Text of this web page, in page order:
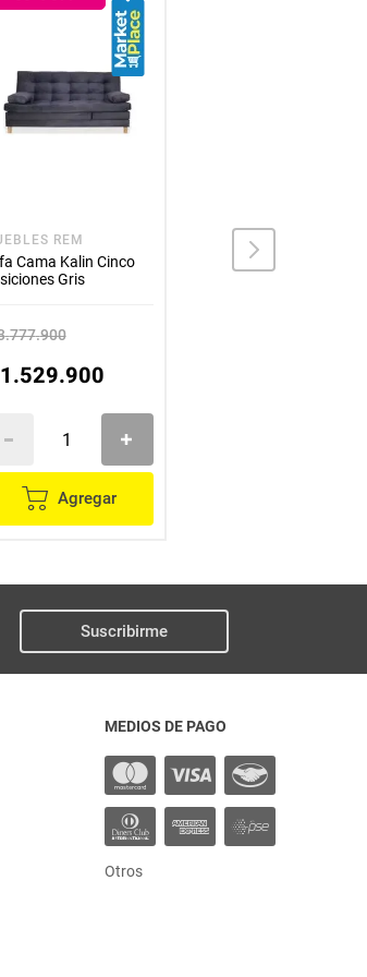
REM
Cama Kalin Cinco
Gris
.777.900
1.529.900
Agregar
MUEBLES REM
Sofa Cama Portmann
Suscribirme
MEDIOS DE PAGO
Otros